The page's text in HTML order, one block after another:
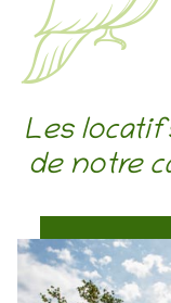
Les
de notre